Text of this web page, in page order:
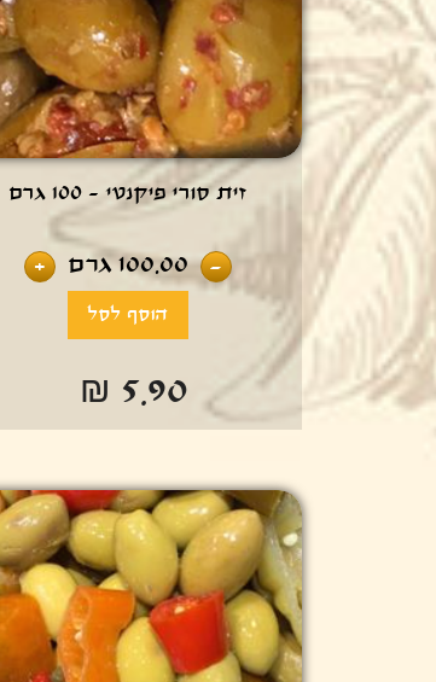
זית סורי פיקנטי - 100 גרם
-
100.00גרם +
₪ 5.90